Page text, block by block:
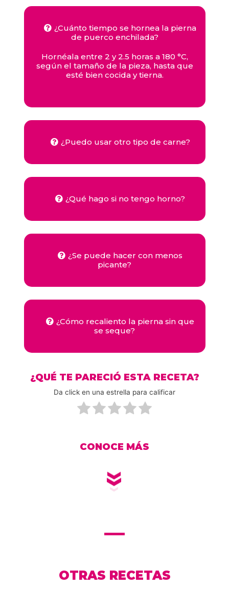
¿Cuánto tiempo se hornea la pierna
de puerco enchilada?
Hornéala entre 2 y 2.5 horas a 180 °C,
según el tamaño de la pieza, hasta que
esté bien cocida y tierna.
¿Puedo usar otro tipo de carne?
¿Qué hago si no tengo horno?
¿Se puede hacer con menos
picante?
¿Cómo recaliento la pierna sin que
se seque?
¿QUÉ TE PARECIÓ ESTA RECETA?
Da click en una estrella para calificar
CONOCE MÁS
OTRAS RECETAS